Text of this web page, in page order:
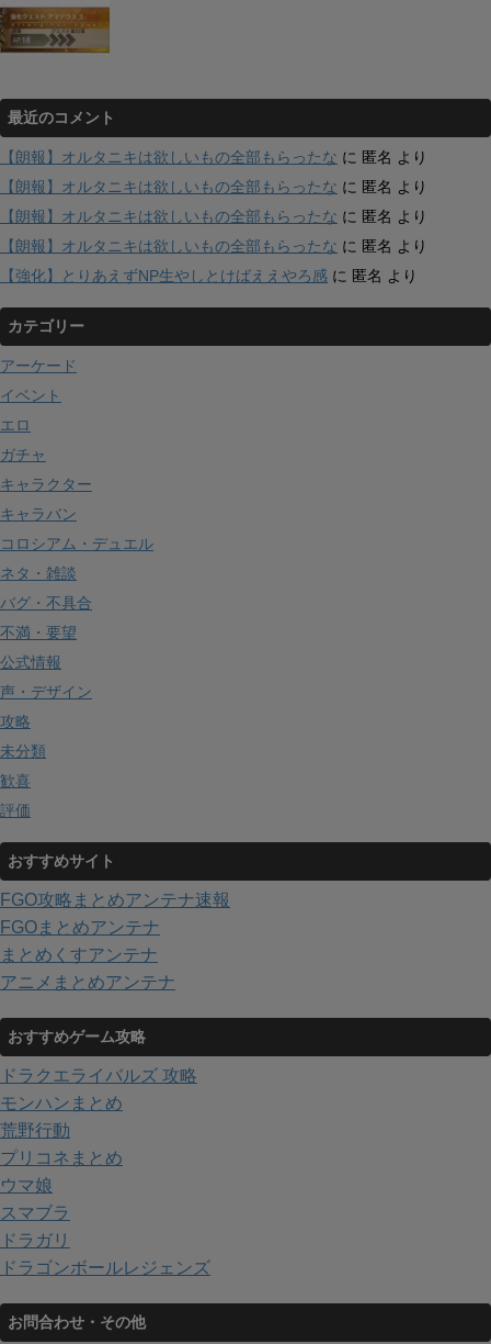
最近のコメント
【朗報】オルタニキは欲しいもの全部もらったな に 匿名 より
【朗報】オルタニキは欲しいもの全部もらったな に 匿名 より
【朗報】オルタニキは欲しいもの全部もらったな に 匿名 より
【朗報】オルタニキは欲しいもの全部もらったな に 匿名 より
【強化】とりあえずNP生やしとけばええやろ感 に 匿名 より
カテゴリー
アーケード
イベント
エロ
ガチャ
キャラクター
キャラバン
コロシアム・デュエル
ネタ・雑談
バグ・不具合
不満・要望
公式情報
声・デザイン
攻略
未分類
歓喜
評価
おすすめサイト
FGO攻略まとめアンテナ速報
FGOまとめアンテナ
まとめくすアンテナ
アニメまとめアンテナ
おすすめゲーム攻略
ドラクエライバルズ 攻略
モンハンまとめ
荒野行動
プリコネまとめ
ウマ娘
スマブラ
ドラガリ
ドラゴンボールレジェンズ
お問合わせ・その他